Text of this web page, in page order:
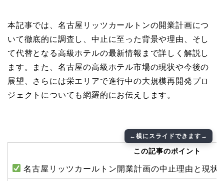
本記事では、名古屋リッツカールトンの開業計画につ
いて徹底的に調査し、中止に至った背景や理由、そし
て代替となる高級ホテルの最新情報まで詳しく解説し
ます。また、名古屋の高級ホテル市場の現状や今後の
展望、さらには栄エリアで進行中の大規模再開発プロ
ジェクトについても網羅的にお伝えします。
この記事のポイント
名古屋リッツカールトン開業計画の中止理由と現状